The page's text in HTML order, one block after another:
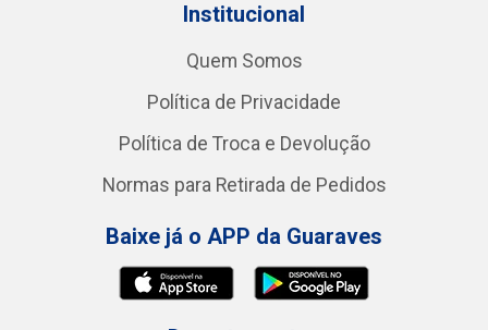
Institucional
Quem Somos
Política de Privacidade
Política de Troca e Devolução
Normas para Retirada de Pedidos
Baixe já o APP da Guaraves